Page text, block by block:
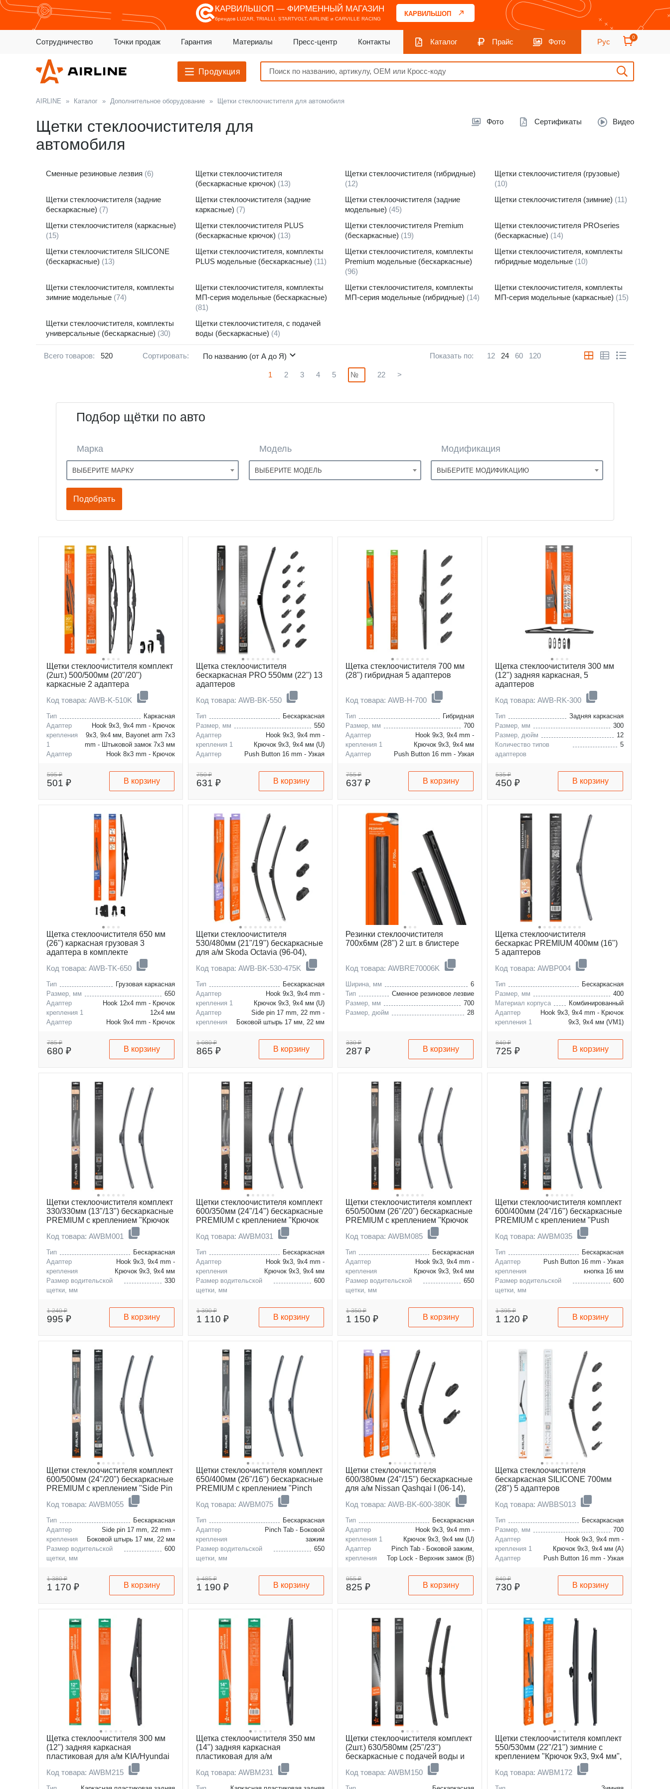
КАРВИЛЬШОП — ФИРМЕННЫЙ МАГАЗИН
брендов LUZAR, TRIALLI, STARTVOLT, AIRLINE и CARVILLE RACING
КАРВИЛЬШОП
Сотрудничество Точки продаж Гарантия Материалы Пресс-центр Контакты Каталог Прайс Фото Рус
0
Продукция
AIRLINE » Каталог » Дополнительное оборудование » Щетки стеклоочистителя для автомобиля
Щетки стеклоочистителя для
автомобиля
Фото Сертификаты Видео
Сменные резиновые лезвия (6)
Щетки стеклоочистителя
(бескаркасные крючок) (13)
Щетки стеклоочистителя (гибридные)
(12)
Щетки стеклоочистителя (грузовые)
(10)
Щетки стеклоочистителя (задние
бескаркасные) (7)
Щетки стеклоочистителя (задние
каркасные) (7)
Щетки стеклоочистителя (задние
модельные) (45)
Щетки стеклоочистителя (зимние) (11)
Щетки стеклоочистителя (каркасные)
(15)
Щетки стеклоочистителя PLUS
(бескаркасные крючок) (13)
Щетки стеклоочистителя Premium
(бескаркаcные) (19)
Щетки стеклоочистителя PROseries
(бескаркасные) (14)
Щетки стеклоочистителя SILICONE
(бескаркасные) (13)
Щетки стеклоочистителя, комплекты
PLUS модельные (бескаркасные) (11)
Щетки стеклоочистителя, комплекты
Premium модельные (бескаркасные)
(96)
Щетки стеклоочистителя, комплекты
гибридные модельные (10)
Щетки стеклоочистителя, комплекты
зимние модельные (74)
Щетки стеклоочистителя, комплекты
МП-серия модельные (бескаркасные)
(81)
Щетки стеклоочистителя, комплекты
МП-серия модельные (гибридные) (14)
Щетки стеклоочистителя, комплекты
МП-серия модельные (каркасные) (15)
Щетки стеклоочистителя, комплекты
универсальные (бескаркасные) (30)
Щетки стеклоочистителя, с подачей
воды (бескаркасные) (4)
Всего товаров: 520 Сортировать: По названию (от А до Я) Показать по: 12 24 60 120
1 2 3 4 5 22 >
Подбор щётки по авто
Марка
ВЫБЕРИТЕ МАРКУ
Модель
ВЫБЕРИТЕ МОДЕЛЬ
Модификация
ВЫБЕРИТЕ МОДИФИКАЦИЮ
Щетки стеклоочистителя комплект
(2шт.) 500/500мм (20"/20")
каркасные 2 адаптера
Код товара: AWB-K-510K
Тип
Каркасная
Адаптер
крепления
1
Hook 9x3, 9x4 mm - Крючок
9x3, 9x4 мм, Bayonet arm 7x3
mm - Штыковой замок 7x3 мм
Адаптер
Hook 8x3 mm - Крючок
Адаптер
крепления
Bayonet arm 8x4, 9x4 mm -
Штыковой замок 8x4, 9x4 мм
595 ₽
501 ₽ В корзину
Щетка стеклоочистителя
бескаркасная PRO 550мм (22") 13
адаптеров
Код товара: AWB-BK-550
Тип
Бескаркасная
Размер, мм
550
Адаптер
крепления 1
Hook 9x3, 9x4 mm -
Крючок 9x3, 9x4 мм (U)
Адаптер
Push Button 16 mm - Узкая
750 ₽
631 ₽ В корзину
Щетка стеклоочистителя 700 мм
(28") гибридная 5 адаптеров
Код товара: AWB-H-700
Тип
Гибридная
Размер, мм
700
Адаптер
крепления 1
Hook 9x3, 9x4 mm -
Крючок 9x3, 9x4 мм
Адаптер
Push Button 16 mm - Узкая
755 ₽
637 ₽ В корзину
Щетка стеклоочистителя 300 мм
(12") задняя каркасная, 5
адаптеров
Код товара: AWB-RK-300
Тип
Задняя каркасная
Размер, мм
300
Размер, дюйм
12
Количество типов
адаптеров
5
535 ₽
450 ₽ В корзину
Щетка стеклоочистителя 650 мм
(26") каркасная грузовая 3
адаптера в комплекте
Код товара: AWB-TK-650
Тип
Грузовая каркасная
Размер, мм
650
Адаптер
крепления 1
Hook 12x4 mm - Крючок
12x4 мм
Адаптер
Hook 9x4 mm - Крючок
785 ₽
680 ₽ В корзину
Щетки стеклоочистителя
530/480мм (21"/19") бескаркасные
для а/м Skoda Octavia (96-04),
Toyota Camry (96-02), Mazda 3 (03-
08), Subaru Forester (97-07),
Код товара: AWB-BK-530-475K
Тип
Бескаркасная
Адаптер
крепления 1
Hook 9x3, 9x4 mm -
Крючок 9x3, 9x4 мм (U)
Адаптер
крепления
Side pin 17 mm, 22 mm -
Боковой штырь 17 мм, 22 мм
Адаптер
крепления 3
Push Button 19 mm -
Кнопка 19 мм (C)
1 080 ₽
865 ₽ В корзину
Резинки стеклоочистителя
700х6мм (28") 2 шт. в блистере
Код товара: AWBRE70006K
Ширина, мм
6
Тип
Сменное резиновое лезвие
Размер, мм
700
Размер, дюйм
28
330 ₽
287 ₽ В корзину
Щетка стеклоочистителя
бескаркас PREMIUM 400мм (16")
5 адаптеров
Код товара: AWBP004
Тип
Бескаркасная
Размер, мм
400
Материал корпуса
Комбинированный
Адаптер
крепления 1
Hook 9x3, 9x4 mm - Крючок
9x3, 9x4 мм (VM1)
840 ₽
725 ₽ В корзину
Щетки стеклоочистителя комплект
330/330мм (13"/13") бескаркасные
PREMIUM с креплением "Крючок
Код товара: AWBM001
Тип
Бескаркасная
Адаптер
крепления
Hook 9x3, 9x4 mm -
Крючок 9x3, 9x4 мм
Размер водительской
щетки, мм
330
щетки, мм
1 240 ₽
995 ₽ В корзину
Щетки стеклоочистителя комплект
600/350мм (24"/14") бескаркасные
PREMIUM с креплением "Крючок
Код товара: AWBM031
Тип
Бескаркасная
Адаптер
крепления
Hook 9x3, 9x4 mm -
Крючок 9x3, 9x4 мм
Размер водительской
щетки, мм
600
щетки, мм
1 390 ₽
1 110 ₽ В корзину
Щетки стеклоочистителя комплект
650/500мм (26"/20") бескаркасные
PREMIUM с креплением "Крючок
Код товара: AWBM085
Тип
Бескаркасная
Адаптер
крепления
Hook 9x3, 9x4 mm -
Крючок 9x3, 9x4 мм
Размер водительской
щетки, мм
650
щетки, мм
1 350 ₽
1 150 ₽ В корзину
Щетки стеклоочистителя комплект
600/400мм (24"/16") бескаркасные
PREMIUM с креплением "Push
Код товара: AWBM035
Тип
Бескаркасная
Адаптер
крепления
Push Button 16 mm - Узкая
кнопка 16 мм
Размер водительской
щетки, мм
600
щетки, мм
1 395 ₽
1 120 ₽ В корзину
Щетки стеклоочистителя комплект
600/500мм (24"/20") бескаркасные
PREMIUM с креплением "Side Pin
Код товара: AWBM055
Тип
Бескаркасная
Адаптер
крепления
Side pin 17 mm, 22 mm -
Боковой штырь 17 мм, 22 мм
Размер водительской
щетки, мм
600
щетки, мм
1 380 ₽
1 170 ₽ В корзину
Щетки стеклоочистителя комплект
650/400мм (26"/16") бескаркасные
PREMIUM с креплением "Pinch
Код товара: AWBM075
Тип
Бескаркасная
Адаптер
крепления
Pinch Tab - Боковой
зажим
Размер водительской
щетки, мм
650
щетки, мм
1 485 ₽
1 190 ₽ В корзину
Щетки стеклоочистителя
600/380мм (24"/15") бескаркасные
для а/м Nissan Qashqai I (06-14),
DongFeng AX7 (17-), комплект, 2
Код товара: AWB-BK-600-380K
Тип
Бескаркасная
Адаптер
крепления 1
Hook 9x3, 9x4 mm -
Крючок 9x3, 9x4 мм (U)
Адаптер
крепления
Pinch Tab - Боковой зажим,
Top Lock - Верхник замок (B)
Количество типов
адаптеров
2
955 ₽
825 ₽ В корзину
Щетка стеклоочистителя
бескаркасная SILICONE 700мм
(28") 5 адаптеров
Код товара: AWBBS013
Тип
Бескаркасная
Размер, мм
700
Адаптер
крепления 1
Hook 9x3, 9x4 mm -
Крючок 9x3, 9x4 мм (A)
Адаптер
Push Button 16 mm - Узкая
840 ₽
730 ₽ В корзину
Щетка стеклоочистителя 300 мм
(12") задняя каркасная
пластиковая для а/м KIA/Hyundai
Код товара: AWBM215
Щетка стеклоочистителя 350 мм
(14") задняя каркасная
пластиковая для а/м
Toyota/Mazda/Hyundai/KIA/Lexus
Код товара: AWBM231
Щетки стеклоочистителя комплект
(2шт.) 630/580мм (25"/23")
бескаркасные с подачей воды и
подогревом для а/м Mercedes S
W222 (13-)
Код товара: AWBM150
Щетки стеклоочистителя комплект
550/530мм (22"/21") зимние с
креплением "Крючок 9x3, 9x4 мм",
Код товара: AWBM172